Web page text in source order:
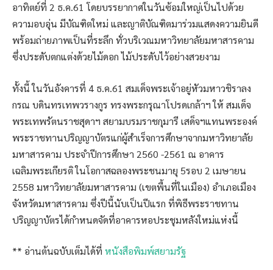
อาทิตย์ที่ 2 ธ.ค.61 โดยบรรยากาศในวันซ้อมใหญ่เป็นไปด้วย
ความอบอุ่น มีบัณฑิตใหม่ และญาติบัณฑิตมาร่วมแสดงความยินดี
พร้อมถ่ายภาพเป็นที่ระลึก ทั่วบริเวณมหาวิทยาลัยมหาสารคาม
ซึ่งประดับตกแต่งด้วยไม้ดอก ไม้ประดับไว้อย่างสวยงาม
ทั้งนี้ ในวันอังคารที่ 4 ธ.ค.61 สมเด็จพระเจ้าอยู่หัวมหาวชิราลง
กรณ บดินทรเทพวรางกูร ทรงพระกรุณาโปรดเกล้าฯ ให้ สมเด็จ
พระเทพรัตนราชสุดาฯ สยามบรมราชกุมารี เสด็จฯแทนพระองค์
พระราชทานปริญญาบัตรแก่ผู้สำเร็จการศึกษาจากมหาวิทยาลัย
มหาสารคาม ประจำปีการศึกษา 2560 -2561 ณ อาคาร
เฉลิมพระเกียรติ ในโอกาสฉลองพระชนมายุ 5รอบ 2 เมษายน
2558 มหาวิทยาลัยมหาสารคาม (เขตพื้นที่ในเมือง) อำเภอเมือง
จังหวัดมหาสารคาม ซึ่งปีนี้นับเป็นปีแรก ที่พิธีพระราชทาน
ปริญญาบัตรได้กำหนดจัดที่อาคารหอประชุมหลังใหม่แห่งนี้
** อ่านต้นฉบับเต็มได้ที่ หนังสือพิมพ์สยามรัฐ